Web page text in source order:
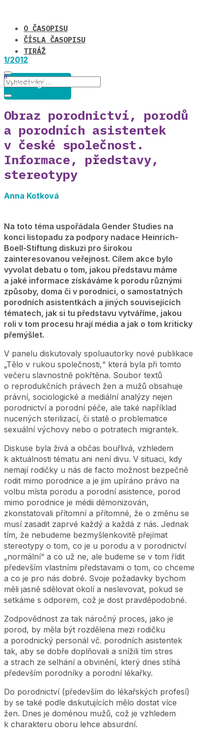
O ČASOPISU
ČÍSLA ČASOPISU
TIRÁŽ
1/2012
Uncategorized
Obraz porodnictví, porodů
a porodních asistentek
v české společnost.
Informace, představy,
stereotypy
Anna Kotková
Na toto téma uspořádala Gender Studies na
konci listopadu za podpory nadace Heinrich-
Boell-Stiftung diskuzi pro širokou
zainteresovanou veřejnost. Cílem akce bylo
vyvolat debatu o tom, jakou představu máme
a jaké informace získáváme k porodu různými
způsoby, doma či v porodnici, o samostatných
porodních asistentkách a jiných souvisejících
tématech, jak si tu představu vytváříme, jakou
roli v tom procesu hrají média a jak o tom kriticky
přemýšlet.
V panelu diskutovaly spoluautorky nové publikace
„Tělo v rukou společnosti,“ která byla při tomto
večeru slavnostně pokřtěna. Soubor textů
o reprodukčních právech žen a mužů obsahuje
právní, sociologické a mediální analýzy nejen
porodnictví a porodní péče, ale také například
nucených sterilizací, či statě o problematice
sexuální výchovy nebo o potratech migrantek.
Diskuse byla živá a občas bouřlivá, vzhledem
k aktuálnosti tématu ani není divu. V situaci, kdy
nemají rodičky u nás de facto možnost bezpečně
rodit mimo porodnice a je jim upíráno právo na
volbu místa porodu a porodní asistence, porod
mimo porodnice je médii démonizován,
zkonstatovali přítomní a přítomné, že o změnu se
musí zasadit zaprvé každý a každá z nás. Jednak
tím, že nebudeme bezmyšlenkovitě přejímat
stereotypy o tom, co je u porodu a v porodnictví
„normální“ a co už ne, ale budeme se v tom řídit
především vlastními představami o tom, co chceme
a co je pro nás dobré. Svoje požadavky bychom
měli jasně sdělovat okolí a neslevovat, pokud se
setkáme s odporem, což je dost pravděpodobné.
Zodpovědnost za tak náročný proces, jako je
porod, by měla být rozdělena mezi rodičku
a porodnický personál vč. porodních asistentek
tak, aby se dobře doplňovali a snížili tím stres
a strach ze selhání a obvinění, který dnes stíhá
především porodníky a porodní lékařky.
Do porodnictví (především do lékařských profesí)
by se také podle diskutujících mělo dostat více
žen. Dnes je doménou mužů, což je vzhledem
k charakteru oboru lehce absurdní.